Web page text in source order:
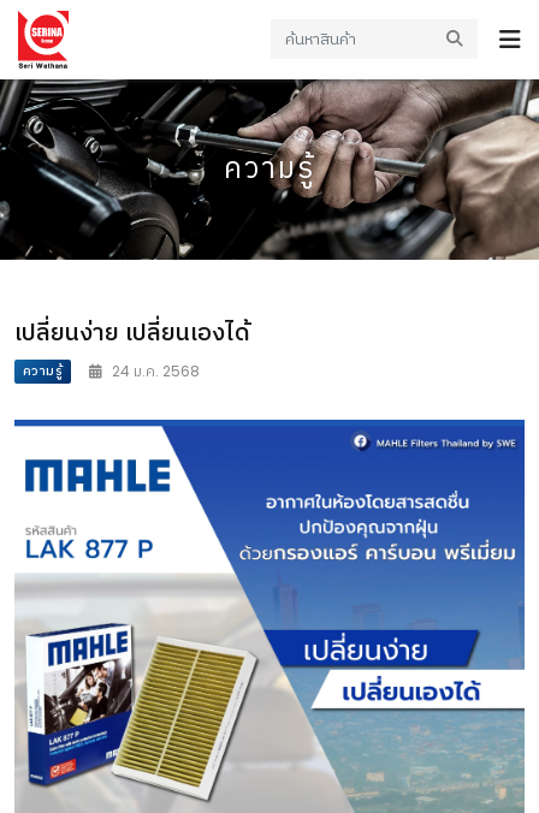
ความรู้
เปลี่ยนง่าย เปลี่ยนเองได้
ความรู้ 24 ม.ค. 2568